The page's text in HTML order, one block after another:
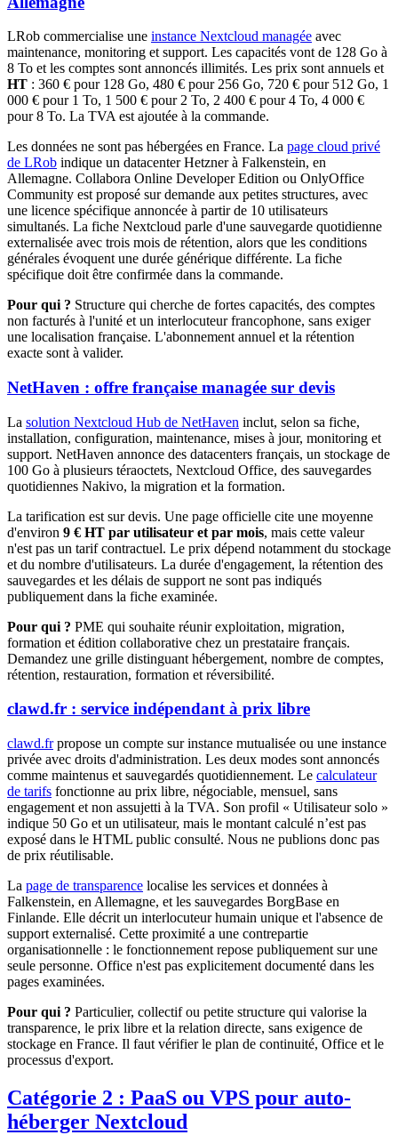
LRob commercialise une instance Nextcloud managée avec
maintenance, monitoring et support. Les capacités vont de 128 Go à
8 To et les comptes sont annoncés illimités. Les prix sont annuels et
HT : 360 € pour 128 Go, 480 € pour 256 Go, 720 € pour 512 Go, 1
000 € pour 1 To, 1 500 € pour 2 To, 2 400 € pour 4 To, 4 000 €
pour 8 To. La TVA est ajoutée à la commande.
Les données ne sont pas hébergées en France. La page cloud privé
de LRob indique un datacenter Hetzner à Falkenstein, en
Allemagne. Collabora Online Developer Edition ou OnlyOffice
Community est proposé sur demande aux petites structures, avec
une licence spécifique annoncée à partir de 10 utilisateurs
simultanés. La fiche Nextcloud parle d'une sauvegarde quotidienne
externalisée avec trois mois de rétention, alors que les conditions
générales évoquent une durée générique différente. La fiche
spécifique doit être confirmée dans la commande.
Pour qui ? Structure qui cherche de fortes capacités, des comptes
non facturés à l'unité et un interlocuteur francophone, sans exiger
une localisation française. L'abonnement annuel et la rétention
exacte sont à valider.
NetHaven : offre française managée sur devis
La solution Nextcloud Hub de NetHaven inclut, selon sa fiche,
installation, configuration, maintenance, mises à jour, monitoring et
support. NetHaven annonce des datacenters français, un stockage de
100 Go à plusieurs téraoctets, Nextcloud Office, des sauvegardes
quotidiennes Nakivo, la migration et la formation.
La tarification est sur devis. Une page officielle cite une moyenne
d'environ 9 € HT par utilisateur et par mois, mais cette valeur
n'est pas un tarif contractuel. Le prix dépend notamment du stockage
et du nombre d'utilisateurs. La durée d'engagement, la rétention des
sauvegardes et les délais de support ne sont pas indiqués
publiquement dans la fiche examinée.
Pour qui ? PME qui souhaite réunir exploitation, migration,
formation et édition collaborative chez un prestataire français.
Demandez une grille distinguant hébergement, nombre de comptes,
rétention, restauration, formation et réversibilité.
clawd.fr : service indépendant à prix libre
clawd.frpropose un compte sur instance mutualisée ou une instance
privée avec droits d'administration. Les deux modes sont annoncés
comme maintenus et sauvegardés quotidiennement. Le calculateur
de tarifs fonctionne au prix libre, négociable, mensuel, sans
engagement et non assujetti à la TVA. Son profil « Utilisateur solo »
indique 50 Go et un utilisateur, mais le montant calculé n’est pas
exposé dans le HTML public consulté. Nous ne publions donc pas
de prix réutilisable.
La page de transparence localise les services et données à
Falkenstein, en Allemagne, et les sauvegardes BorgBase en
Finlande. Elle décrit un interlocuteur humain unique et l'absence de
support externalisé. Cette proximité a une contrepartie
organisationnelle : le fonctionnement repose publiquement sur une
seule personne. Office n'est pas explicitement documenté dans les
pages examinées.
Pour qui ? Particulier, collectif ou petite structure qui valorise la
transparence, le prix libre et la relation directe, sans exigence de
stockage en France. Il faut vérifier le plan de continuité, Office et le
processus d'export.
Catégorie 2 : PaaS ou VPS pour auto-
héberger Nextcloud